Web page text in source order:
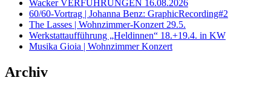
Wacker VERFÜHRUNGEN 16.08.2026
60/60-Vortrag | Johanna Benz: GraphicRecording#2
The Lasses | Wohnzimmer-Konzert 29.5.
Werkstattaufführung „Heldinnen“ 18.+19.4. in KW
Musika Gioia | Wohnzimmer Konzert
Archiv